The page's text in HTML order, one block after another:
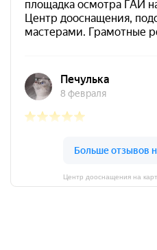
Центр дооснащения на